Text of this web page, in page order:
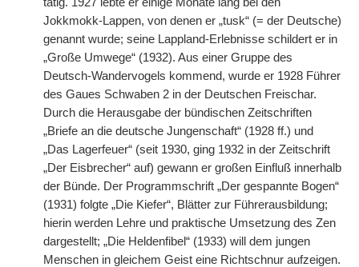
Jokkmokk-Lappen, von denen er „tusk“ (= der Deutsche)
genannt wurde; seine Lappland-Erlebnisse schildert er in
„Große Umwege“ (1932). Aus einer Gruppe des
Deutsch-Wandervogels kommend, wurde er 1928 Führer
des Gaues Schwaben 2 in der Deutschen Freischar.
Durch die Herausgabe der bündischen Zeitschriften
„Briefe an die deutsche Jungenschaft“ (1928 ff.) und
„Das Lagerfeuer“ (seit 1930, ging 1932 in der Zeitschrift
„Der Eisbrecher“ auf) gewann er großen Einfluß innerhalb
der Bünde. Der Programmschrift „Der gespannte Bogen“
(1931) folgte „Die Kiefer“, Blätter zur Führerausbildung;
hierin werden Lehre und praktische Umsetzung des Zen
dargestellt; „Die Heldenfibel“ (1933) will dem jungen
Menschen in gleichem Geist eine Richtschnur aufzeigen.